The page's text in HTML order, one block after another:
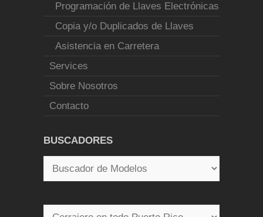
Programación de Llaves Electrónicas
Copia y/o Duplicados de Llaves
Asistencia en Carretera
Services
Sobre Nosotros
Contacto
BUSCADORES